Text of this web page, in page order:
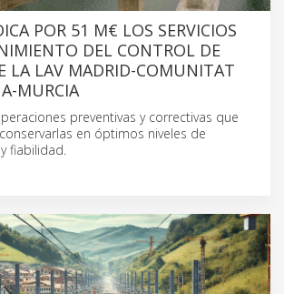
POR 51 M€ LOS SERVICIOS
DEL CONTROL DE
LA LAV MADRID-COMUNITAT
MURCIA
preventivas y correctivas que
en óptimos niveles de
fiabilidad.